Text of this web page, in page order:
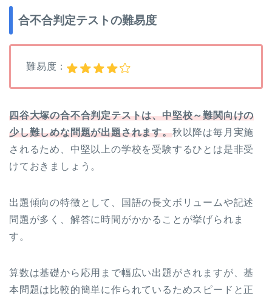
合不合判定テストの難易度
難易度：
四谷大塚の合不合判定テストは、中堅校～難関向けの
少し難しめな問題が出題されます。秋以降は毎月実施
されるため、中堅以上の学校を受験するひとは是非受
けておきましょう。
出題傾向の特徴として、国語の長文ボリュームや記述
問題が多く、解答に時間がかかることが挙げられま
す。
算数は基礎から応用まで幅広い出題がされますが、基
本問題は比較的簡単に作られているためスピードと正